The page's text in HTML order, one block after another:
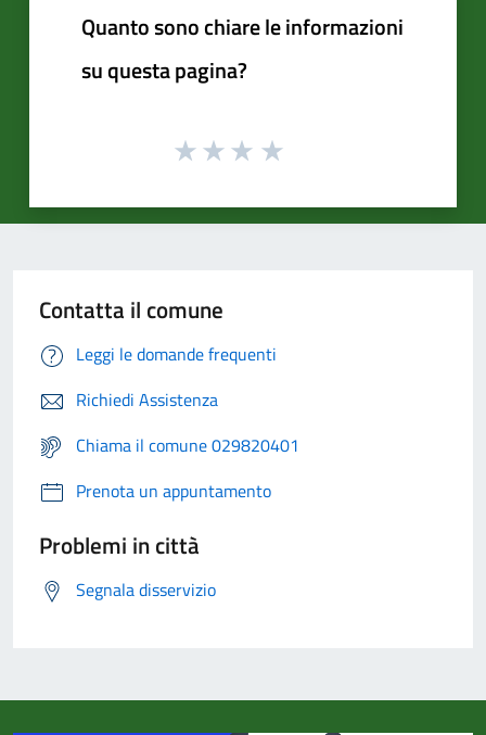
Quanto sono chiare le informazioni
su questa pagina?
Contatta il comune
Leggi le domande frequenti
Richiedi Assistenza
Chiama il comune 029820401
Prenota un appuntamento
Problemi in città
Segnala disservizio